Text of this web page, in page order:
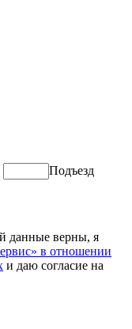
Подъезд
данные верны, я
в отношении
и даю согласие на